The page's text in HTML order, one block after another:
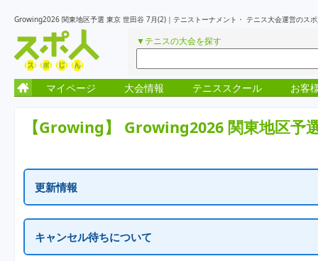
Growing2026 関東地区予選 東京 世田谷 7月(2)｜テニストーナメント・ テニス大会運営のス
▼テニスの大会を探す
マイページ 大会情報 テニススクール お客
【Growing】 Growing2026 関東地区予
更新情報
キャンセル待ちについて